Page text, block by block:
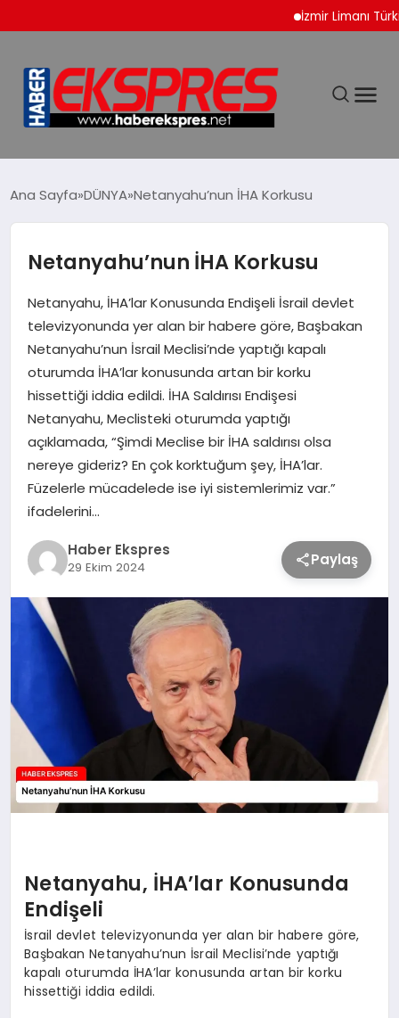
İzmir Limanı Türkiye
SPOR
YAŞAM
TEKNOLOJİ
SAĞLIK
MAGAZİN
EĞİTİM
Ana Sayfa DÜNYA Netanyahu’nun İHA Korkusu
Netanyahu’nun İHA Korkusu
Netanyahu, İHA’lar Konusunda Endişeli İsrail devlet
televizyonunda yer alan bir habere göre, Başbakan
Netanyahu’nun İsrail Meclisi’nde yaptığı kapalı
oturumda İHA’lar konusunda artan bir korku
hissettiği iddia edildi. İHA Saldırısı Endişesi
Netanyahu, Meclisteki oturumda yaptığı
açıklamada, “Şimdi Meclise bir İHA saldırısı olsa
nereye gideriz? En çok korktuğum şey, İHA’lar.
Füzelerle mücadelede ise iyi sistemlerimiz var.”
ifadelerini…
Haber Ekspres
29 Ekim 2024 Paylaş
Netanyahu, İHA’lar Konusunda
Endişeli
İsrail devlet televizyonunda yer alan bir habere göre,
Başbakan Netanyahu’nun İsrail Meclisi’nde yaptığı
kapalı oturumda İHA’lar konusunda artan bir korku
hissettiği iddia edildi.